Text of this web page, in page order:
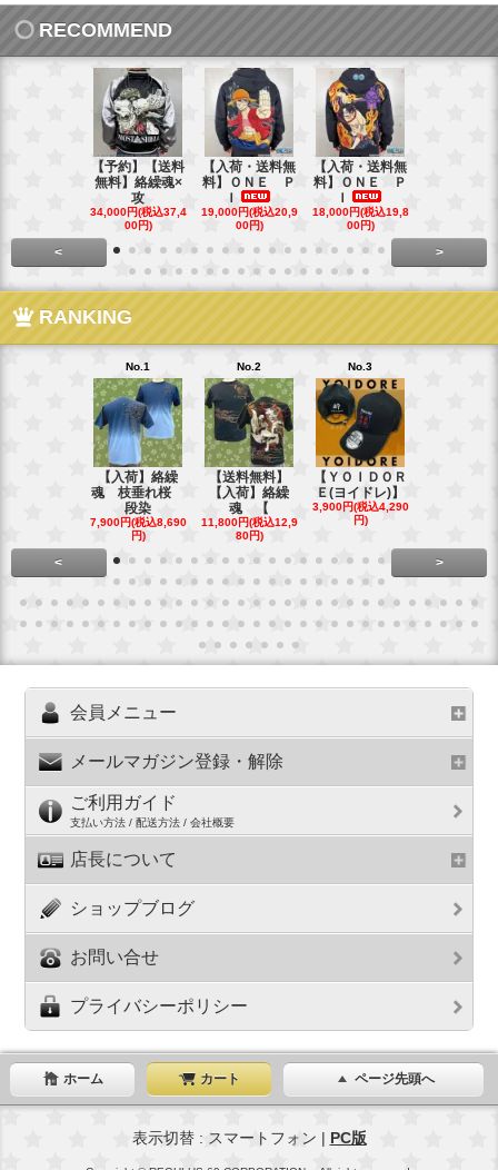
RECOMMEND
【予約】【送料
無料】絡繰魂×
攻
34,000円(税込37,4
00円)
【入荷・送料無
料】ＯＮＥ Ｐ
Ｉ
19,000円(税込20,9
00円)
【入荷・送料無
料】ＯＮＥ Ｐ
Ｉ
18,000円(税込19,8
00円)
< >
RANKING
No.1
【入荷】絡繰
魂 枝垂れ桜
段染
7,900円(税込8,690
円)
No.2
【送料無料】
【入荷】絡繰
魂 【
11,800円(税込12,9
80円)
No.3
【ＹＯＩＤＯＲ
Ｅ(ヨイドレ)】
3,900円(税込4,290
円)
< >
会員メニュー
メールマガジン登録・解除
ご利用ガイド
支払い方法 / 配送方法 / 会社概要
店長について
ショップブログ
お問い合せ
プライバシーポリシー
ホーム カート ページ先頭へ
表示切替 : スマートフォン | PC版